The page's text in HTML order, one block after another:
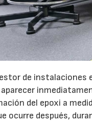
de instalaciones
aparecer
del epoxi a
ocurre después,